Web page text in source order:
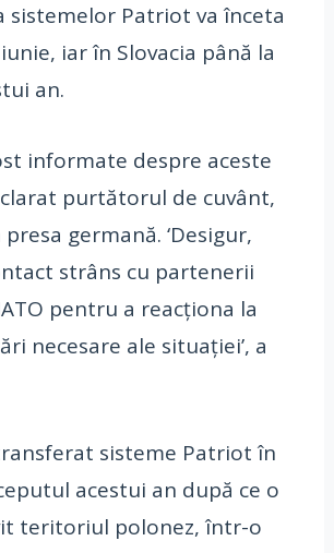
sistemelor Patriot va înceta
iar în Slovacia până la
an.
informate despre aceste
purtătorul de cuvânt,
germană. ‘Desigur,
strâns cu partenerii
pentru a reacţiona la
necesare ale situaţiei’, a
sisteme Patriot în
acestui an după ce o
teritoriul polonez, într-o